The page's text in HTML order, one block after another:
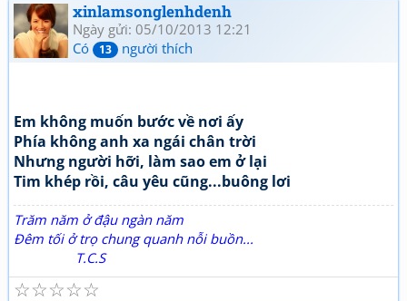
xinlamsonglenhdenh
Ngày gửi: 05/10/2013 12:21
Có
13 người thích
Em không muốn bước về nơi ấy
Phía không anh xa ngái chân trời
Nhưng người hỡi, làm sao em ở lại
Tim khép rồi, câu yêu cũng...buông lơi
Trăm năm ở đậu ngàn năm
Đêm tối ở trọ chung quanh nỗi buồn...
T.C.S
☆
☆
☆
☆
☆